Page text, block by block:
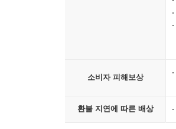
소비자 피해보상
환불 지연에 따른 배상